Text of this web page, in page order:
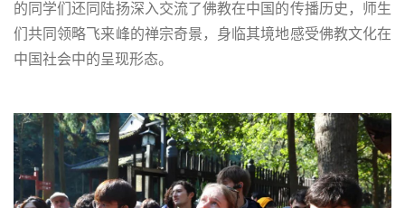
的同学们还同陆扬深入交流了佛教在中国的传播历史，师生
们共同领略飞来峰的禅宗奇景，身临其境地感受佛教文化在
中国社会中的呈现形态。